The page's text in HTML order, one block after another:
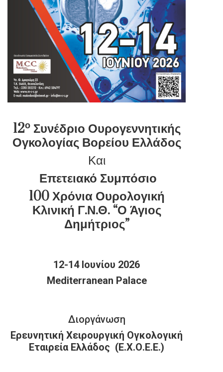
12οΣυνέδριο Ουρογεννητικής
Ογκολογίας Βορείου Ελλάδος
Και
Επετειακό Συμπόσιο
100 Χρόνια Ουρολογική
Κλινική Γ.Ν.Θ. “Ο Άγιος
Δημήτριος”
12-14 Ιουνίου 2026
Mediterranean Palace
Διοργάνωση
Ερευνητική Χειρουργική Ογκολογική
Εταιρεία Ελλάδος (Ε.Χ.Ο.Ε.Ε.)